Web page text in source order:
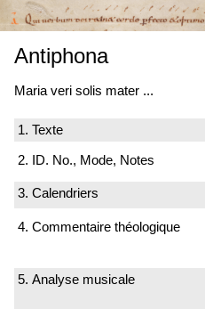
Antiphona
Maria veri solis mater ...
1. Texte
2. ID. No., Mode, Notes
3. Calendriers
4. Commentaire théologique
5. Analyse musicale